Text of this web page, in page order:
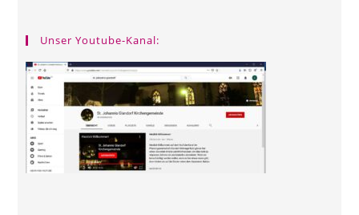
Unser Youtube-Kanal: